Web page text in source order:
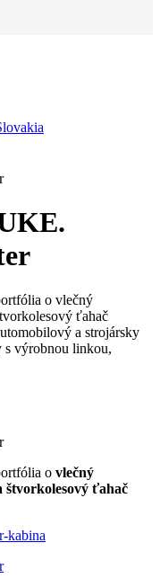
o vlečný
ťahač
a strojársky
s výrobnou linkou,
o vlečný
ťahač